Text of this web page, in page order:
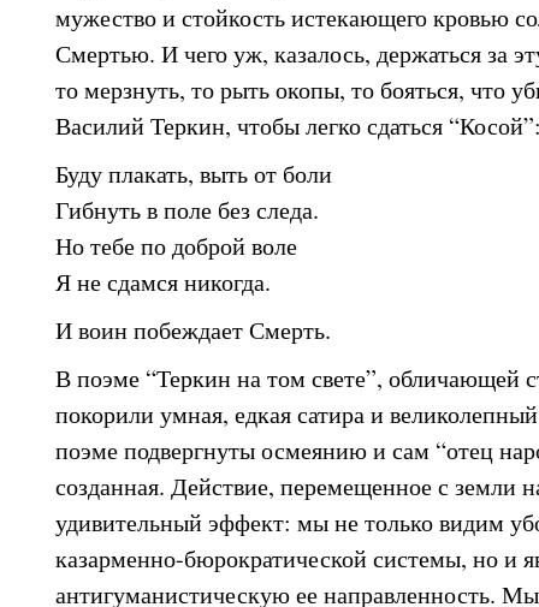
мужество и стойкость истекающего кровью
Смертью. И чего уж, казалось, держаться за
то мерзнуть, то рыть окопы, то бояться, что
Василий Теркин, чтобы легко сдаться
Буду плакать, выть от боли
Гибнуть в поле без следа.
Но тебе по доброй воле
Я не сдамся никогда.
И воин побеждает Смерть.
В поэме “Теркин на том свете”, обличающей
покорили умная, едкая сатира и
поэме подвергнуты осмеянию и сам “отец
созданная. Действие, перемещенное с земли
удивительный эффект: мы не только видим
казарменно-бюрократической системы, но и
антигуманистическую ее направленность.